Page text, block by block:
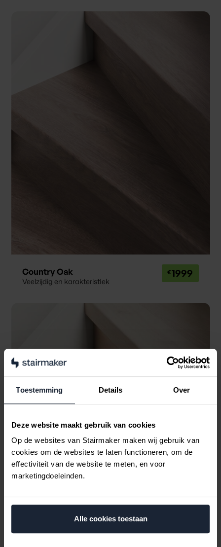
Toestemming Details Over
Deze website maakt gebruik van cookies
Op de websites van Stairmaker maken wij gebruik van
cookies om de websites te laten functioneren, om de
effectiviteit van de website te meten, en voor
marketingdoeleinden.
Alle cookies toestaan
Country Oak
Veelzijdig en karakteristiek
1999